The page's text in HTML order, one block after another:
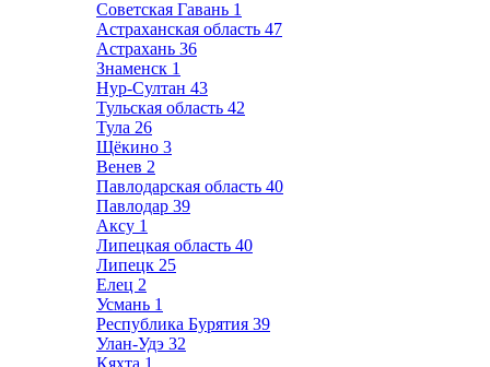
Советская Гавань 1
Астраханская область 47
Астрахань 36
Знаменск 1
Нур-Султан 43
Тульская область 42
Тула 26
Щёкино 3
Венев 2
Павлодарская область 40
Павлодар 39
Аксу 1
Липецкая область 40
Липецк 25
Елец 2
Усмань 1
Республика Бурятия 39
Улан-Удэ 32
Кяхта 1